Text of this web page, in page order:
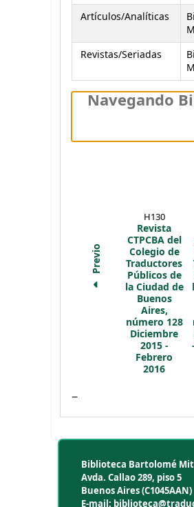
Artículos/Analíticas
Revistas/Seriadas
Navegando
Previo
H130
Revista
CTPCBA del
Colegio de
Traductores
Públicos de
la Ciudad de
Buenos
Aires,
número 128
Diciembre
2015 -
Febrero
2016
Biblioteca Bartolomé
Avda. Callao 289, piso 5
Buenos Aires (C1045AAN)
E-mail: